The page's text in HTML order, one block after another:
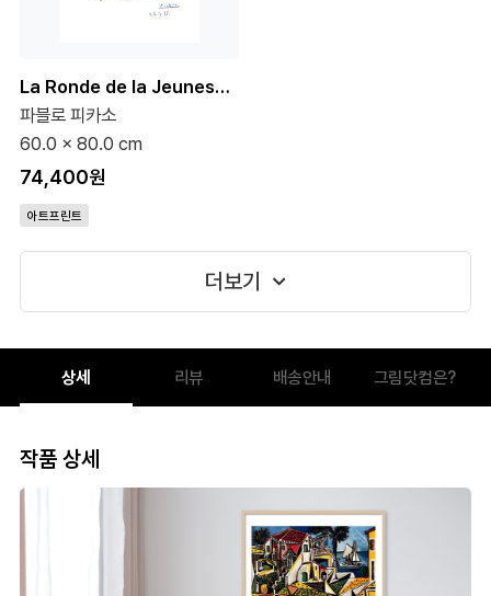
La Ronde de la Jeunesse, 1961
파블로 피카소
60.0 x 80.0 cm
74,400원
아트프린트
더보기
상세 리뷰 배송안내 그림닷컴은?
작품 상세